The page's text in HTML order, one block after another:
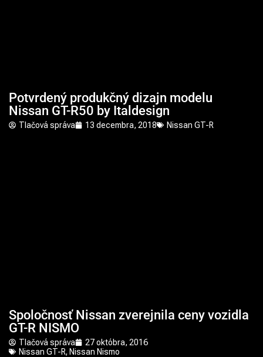
Potvrdený produkčný dizajn modelu
Nissan GT-R50 by Italdesign
Tlačová správa 13 decembra, 2018 Nissan GT-R
Spoločnosť Nissan zverejnila ceny vozidla
GT-R NISMO
Tlačová správa
27 októbra, 2016
Nissan GT-R, Nissan Nismo